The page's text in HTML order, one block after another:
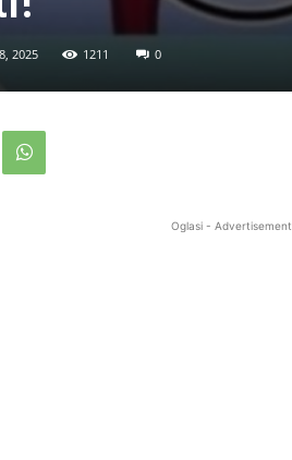
2025 1211 0
Oglasi - Advertisement